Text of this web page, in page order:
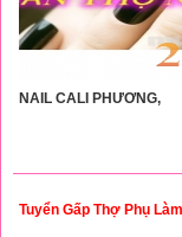
NAIL CALI PHƯƠNG,
Tuyển Gấp Thợ Phụ